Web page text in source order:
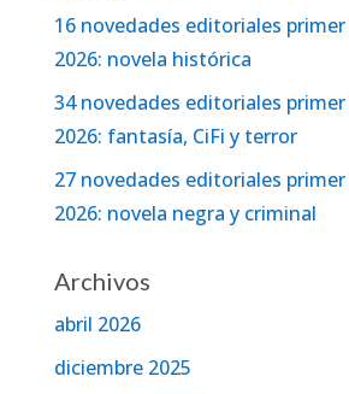
16 novedades editoriales
2026: novela histórica
34 novedades editoriales
2026: fantasía, CiFi y terror
27 novedades editoriales
2026: novela negra y criminal
Archivos
abril 2026
diciembre 2025